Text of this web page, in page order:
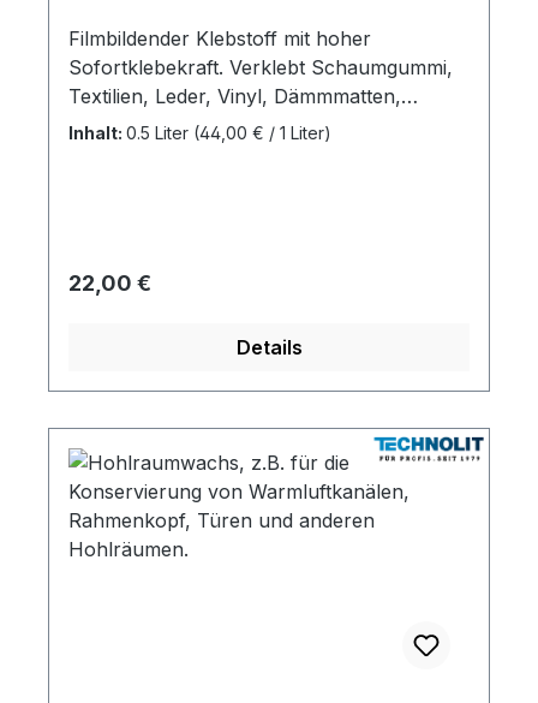
Filmbildender Klebstoff mit hoher
Sofortklebekraft. Verklebt Schaumgummi,
Textilien, Leder, Vinyl, Dämmmatten,
Pappe, Kunstleder, Teppichboden und viele
Inhalt: 0.5 Liter (44,00 € / 1 Liter)
Regulärer Preis:
22,00 €
Details